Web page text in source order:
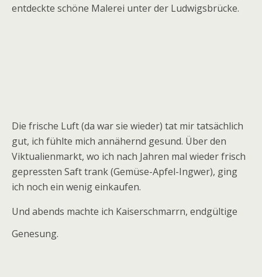
entdeckte schöne Malerei unter der Ludwigsbrücke.
Die frische Luft (da war sie wieder) tat mir tatsächlich
gut, ich fühlte mich annähernd gesund. Über den
Viktualienmarkt, wo ich nach Jahren mal wieder frisch
gepressten Saft trank (Gemüse-Apfel-Ingwer), ging
ich noch ein wenig einkaufen.
Und abends machte ich Kaiserschmarrn, endgültige
Genesung.